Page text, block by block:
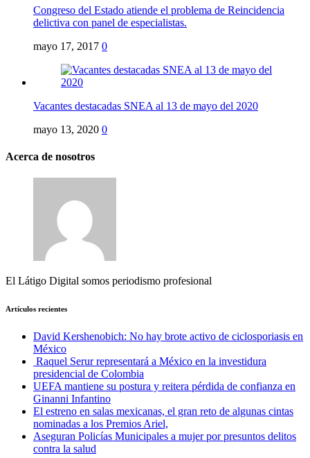
Congreso del Estado atiende el problema de Reincidencia
delictiva con panel de especialistas.
mayo 17, 2017 0
Vacantes destacadas SNEA al 13 de mayo del 2020
mayo 13, 2020 0
Acerca de nosotros
El Látigo Digital somos periodismo profesional
Artículos recientes
David Kershenobich: No hay brote activo de ciclosporiasis en
México
Raquel Serur representará a México en la investidura
presidencial de Colombia
UEFA mantiene su postura y reitera pérdida de confianza en
Ginanni Infantino
El estreno en salas mexicanas, el gran reto de algunas cintas
nominadas a los Premios Ariel,
Aseguran Policías Municipales a mujer por presuntos delitos
contra la salud